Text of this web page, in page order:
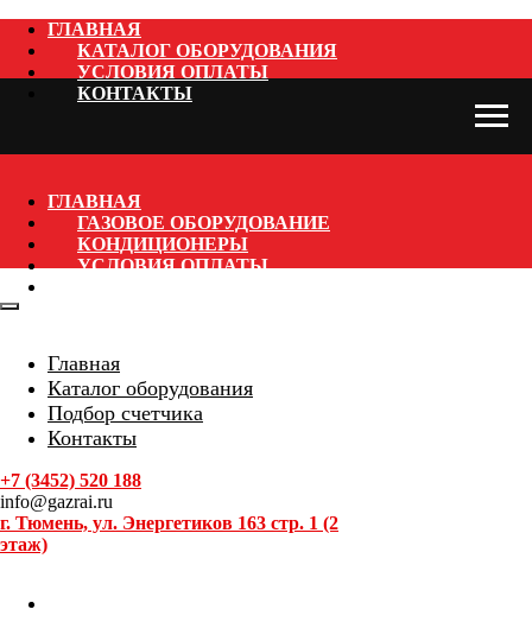
ГЛАВНАЯ
КАТАЛОГ ОБОРУДОВАНИЯ
УСЛОВИЯ ОПЛАТЫ
КОНТАКТЫ
ГЛАВНАЯ
ГАЗОВОЕ ОБОРУДОВАНИЕ
КОНДИЦИОНЕРЫ
УСЛОВИЯ ОПЛАТЫ
Главная
Каталог оборудования
Подбор счетчика
Контакты
+7 (3452) 520 188
info@gazrai.ru
г. Тюмень, ул. Энергетиков 163 стр. 1 (2
этаж)